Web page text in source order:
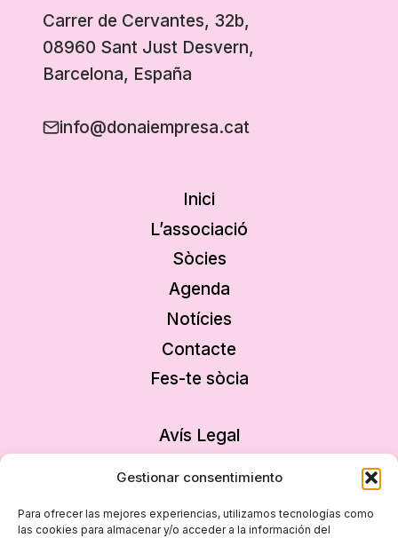
Gestionar consentimiento
Para ofrecer las mejores experiencias, utilizamos tecnologías como
las cookies para almacenar y/o acceder a la información del
Carrer de Cervantes, 32b,
08960 Sant Just Desvern,
Barcelona, España
info@donaiempresa.cat
Inici
L’associació
Sòcies
Agenda
Notícies
Contacte
Fes-te sòcia
Avís Legal
Declaració d’accessibilitat